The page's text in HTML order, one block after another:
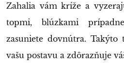
Zahalia vám kríže a
topmi, blúzkami
zasuniete dovnútra.
vašu postavu a zdôrazňuje